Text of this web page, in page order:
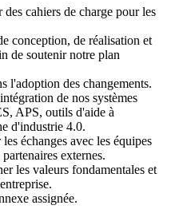
cahiers de charge pour les
conception, de réalisation et
de soutenir notre plan
l'adoption des changements.
de nos systèmes
APS, outils d'aide à
d'industrie 4.0.
échanges avec les équipes
externes.
les valeurs fondamentales et
assignée.